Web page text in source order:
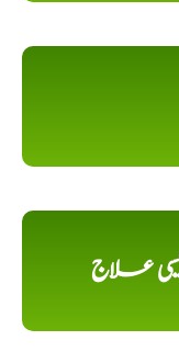
علاج